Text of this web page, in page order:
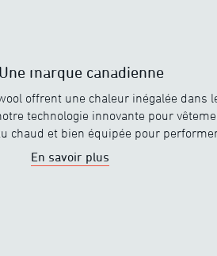
marque canadienne
offrent une chaleur inégalée dans
technologie innovante pour
chaud et bien équipée pour
En savoir plus